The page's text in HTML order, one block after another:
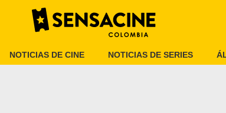
NOTICIAS DE CINE NOTICIAS DE SERIES